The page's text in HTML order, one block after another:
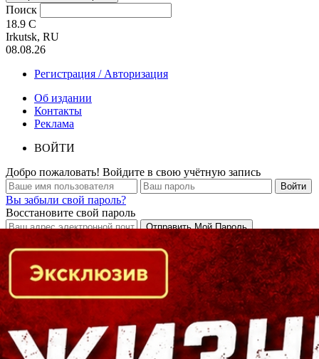
Поиск
18.9 C
Irkutsk, RU
08.08.26
Регистрация / Авторизация
Об издании
Контакты
Реклама
ВОЙТИ
Добро пожаловать! Войдите в свою учётную запись
Вы забыли свой пароль?
Восстановите свой пароль
Кто есть кто в Байкальском регионе